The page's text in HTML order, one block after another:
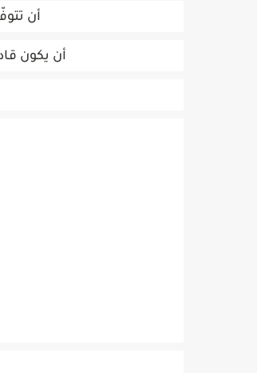
أن
أن يكون